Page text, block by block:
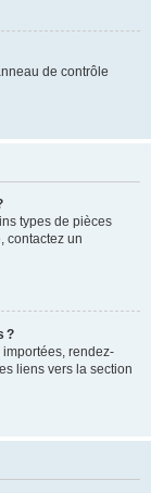
de contrôle
types de pièces
contactez un
?
rendez-
liens vers la section